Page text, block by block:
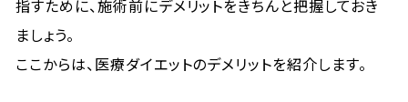
指すために、施術前にデメリットをきちんと把握しておき
ましょう。
ここからは、医療ダイエットのデメリットを紹介します。